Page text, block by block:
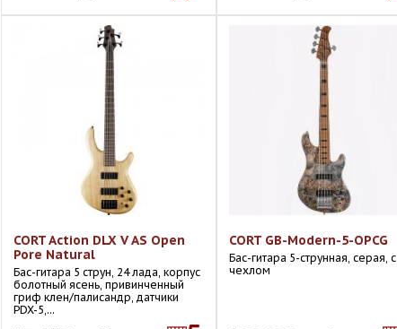
CORT Action DLX V AS Open
Pore Natural
Бас-гитара 5 струн, 24 лада, корпус
болотный ясень, привинченный
гриф клен/палисандр, датчики
PDX-5,...
CORT GB-Modern-5-OPCG
Бас-гитара 5-струнная, серая, с
чехлом